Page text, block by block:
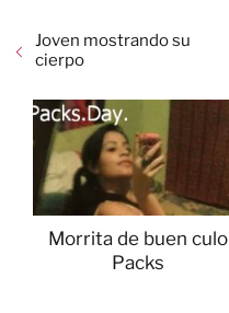
Joven mostrando su
cierpo
Morrita de buen culo
Packs